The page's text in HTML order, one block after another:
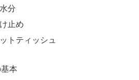
分
止め
トティッシュ
本